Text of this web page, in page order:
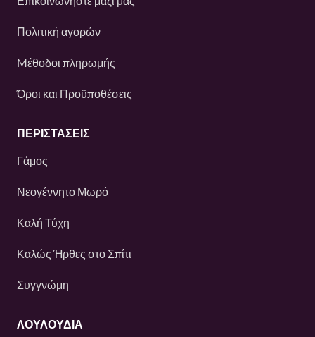
Πολιτική αγορών
Mέθοδοι πληρωμής
Όροι και Προϋποθέσεις
ΠΕΡΙΣΤΆΣΕΙΣ
Γάμος
Νεογέννητο Μωρό
Καλή Τύχη
Καλώς Ήρθες στο Σπίτι
Συγγνώμη
ΛΟΥΛΟΎΔΙΑ